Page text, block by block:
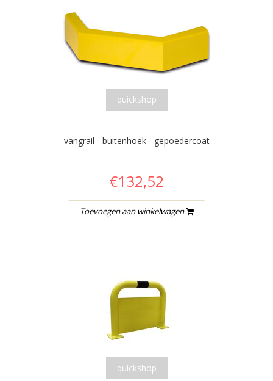
quickshop
vangrail - buitenhoek - gepoedercoat
€132,52
Toevoegen aan winkelwagen
quickshop